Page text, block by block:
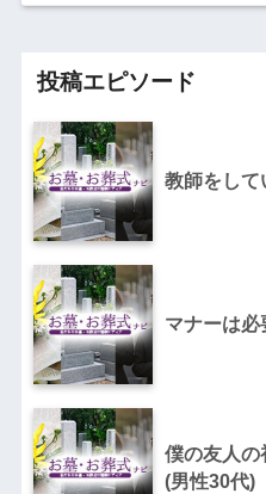
投稿エピソード
教師をして
マナーは必
僕の友人の
(男性30代)